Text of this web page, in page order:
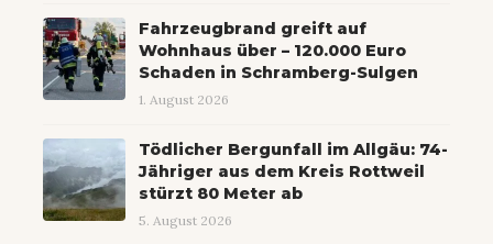
Fahrzeugbrand greift auf
Wohnhaus über – 120.000 Euro
Schaden in Schramberg-Sulgen
1. August 2026
Tödlicher Bergunfall im Allgäu: 74-
Jähriger aus dem Kreis Rottweil
stürzt 80 Meter ab
5. August 2026